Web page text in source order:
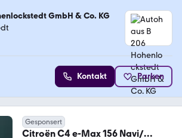
GmbH & Co. KG
Kontakt Parken
Gesponsert
Citroën C4 e-Max 156 Navi/